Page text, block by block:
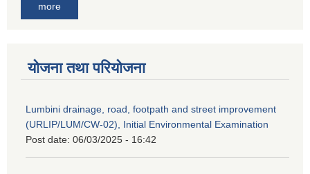
more
योजना तथा परियोजना
Lumbini drainage, road, footpath and street improvement
(URLIP/LUM/CW-02), Initial Environmental Examination
Post date: 06/03/2025 - 16:42